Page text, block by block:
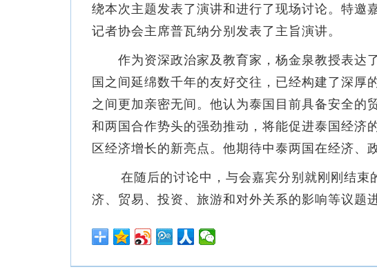
绕本次主题发表了演讲和进行了现场讨论。特邀
记者协会主席普瓦纳分别发表了主旨演讲。
作为资深政治家及教育家，杨金泉教授表达
国之间延绵数千年的友好交往，已经构建了深厚
之间更加亲密无间。他认为泰国目前具备安全的
和两国合作势头的强劲推动，将能促进泰国经济
区经济增长的新亮点。他期待中泰两国在经济、
在随后的讨论中，与会嘉宾分别就刚刚结束
济、贸易、投资、旅游和对外关系的影响等议题